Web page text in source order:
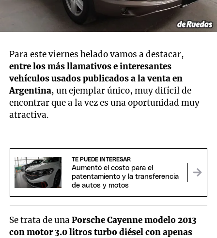
Para este viernes helado vamos a destacar,
entre los más llamativos e interesantes
vehículos usados publicados a la venta en
Argentina, un ejemplar único, muy difícil de
encontrar que a la vez es una oportunidad muy
atractiva.
TE PUEDE INTERESAR
Aumentó el costo para el
patentamiento y la transferencia
de autos y motos
Se trata de unaPorsche Cayenne modelo 2013
con motor 3.0 litros turbo diésel con apenas